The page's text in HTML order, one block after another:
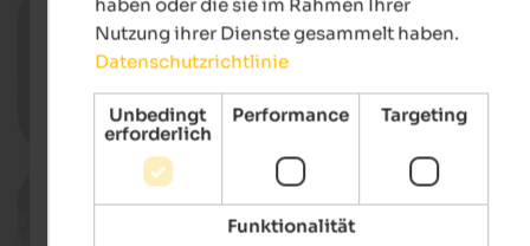
Martiner Kultursummer
Dorfhaus St. Martin, St. Martin in
12.08.2026, 19.08.2026
Laternenparty in Sterzing
Stadtzentrum, Sterzing
Nutzung ihrer Dienste gesammelt haben.
Datenschutzrichtlinie
Unbedingt
erforderlich
Performance Targeting
Funktionalität